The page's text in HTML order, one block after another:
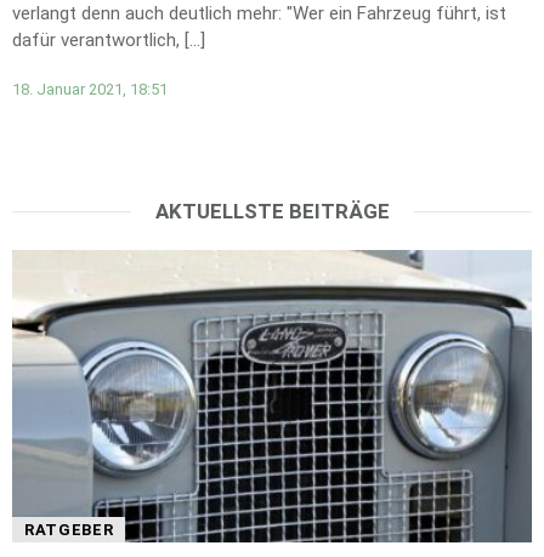
verlangt denn auch deutlich mehr: "Wer ein Fahrzeug führt, ist
dafür verantwortlich, […]
18. Januar 2021, 18:51
AKTUELLSTE BEITRÄGE
RATGEBER